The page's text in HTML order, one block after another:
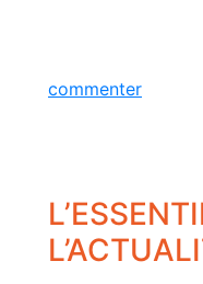
commenter